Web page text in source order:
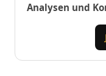
Analysen und